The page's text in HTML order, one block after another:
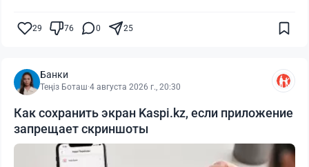
29 76 0 25
Банки
Теңіз Боташ·4 августа 2026 г., 20:30
Как сохранить экран Kaspi.kz, если приложение
запрещает скриншоты